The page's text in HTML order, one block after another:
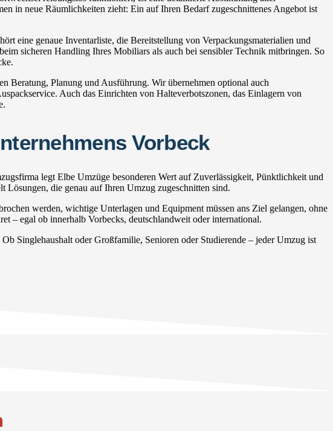
in neue Räumlichkeiten zieht: Ein auf Ihren Bedarf zugeschnittenes Angebot ist
eine genaue Inventarliste, die Bereitstellung von Verpackungsmaterialien und
sicheren Handling Ihres Mobiliars als auch bei sensibler Technik mitbringen. So
Beratung, Planung und Ausführung. Wir übernehmen optional auch
Auch das Einrichten von Halteverbotszonen, das Einlagern von
Vorbeck
legt Elbe Umzüge besonderen Wert auf Zuverlässigkeit, Pünktlichkeit und
die genau auf Ihren Umzug zugeschnitten sind.
werden, wichtige Unterlagen und Equipment müssen ans Ziel gelangen, ohne
– egal ob innerhalb Vorbecks, deutschlandweit oder international.
Singlehaushalt oder Großfamilie, Senioren oder Studierende – jeder Umzug ist